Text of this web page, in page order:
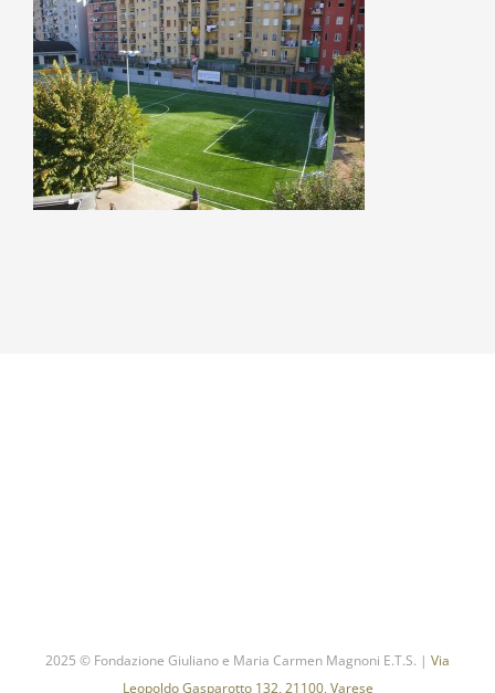
2025 © Fondazione Giuliano e Maria Carmen Magnoni E.T.S. | Via
Leopoldo Gasparotto 132, 21100, Varese